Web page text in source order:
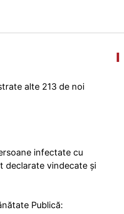
alte 213 de noi
infectate cu
declarate vindecate și
Publică: